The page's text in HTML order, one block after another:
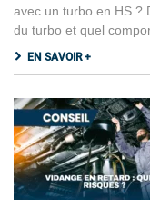
avec un turbo en HS ?
du turbo et quel
EN SAVOIR +